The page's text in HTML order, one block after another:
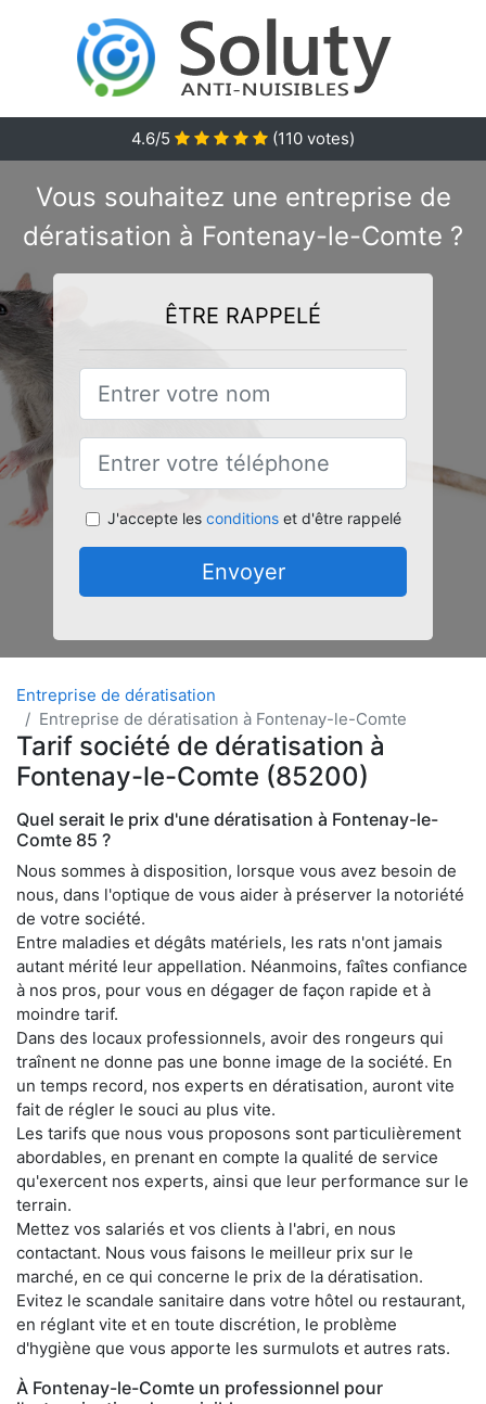
4.6/5 (110 votes)
Vous souhaitez une entreprise de
dératisation à Fontenay-le-Comte ?
ÊTRE RAPPELÉ
J'accepte les conditionset d'être rappelé
Envoyer
Entreprise de dératisation
Entreprise de dératisation à Fontenay-le-Comte
Tarif société de dératisation à
Fontenay-le-Comte (85200)
Quel serait le prix d'une dératisation à Fontenay-le-
Comte 85 ?
Nous sommes à disposition, lorsque vous avez besoin de
nous, dans l'optique de vous aider à préserver la notoriété
de votre société.
Entre maladies et dégâts matériels, les rats n'ont jamais
autant mérité leur appellation. Néanmoins, faîtes confiance
à nos pros, pour vous en dégager de façon rapide et à
moindre tarif.
Dans des locaux professionnels, avoir des rongeurs qui
traînent ne donne pas une bonne image de la société. En
un temps record, nos experts en dératisation, auront vite
fait de régler le souci au plus vite.
Les tarifs que nous vous proposons sont particulièrement
abordables, en prenant en compte la qualité de service
qu'exercent nos experts, ainsi que leur performance sur le
terrain.
Mettez vos salariés et vos clients à l'abri, en nous
contactant. Nous vous faisons le meilleur prix sur le
marché, en ce qui concerne le prix de la dératisation.
Evitez le scandale sanitaire dans votre hôtel ou restaurant,
en réglant vite et en toute discrétion, le problème
d'hygiène que vous apporte les surmulots et autres rats.
À Fontenay-le-Comte un professionnel pour